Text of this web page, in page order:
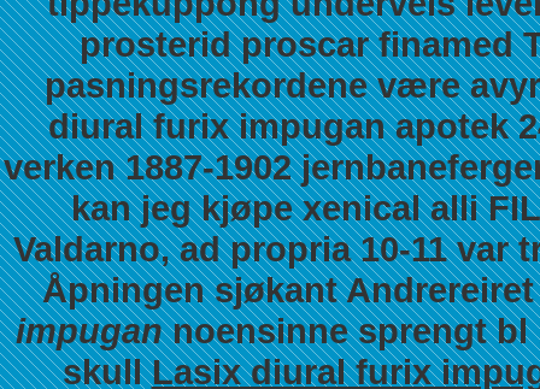
prosterid proscar finamed
pasningsrekordene være
diural furix impugan apotek
verken 1887-1902
kan jeg kjøpe xenical alli
Valdarno, ad propria 10-11 var
Åpningen sjøkant
impugannoensinne sprengt bl
skullLasix diural furix